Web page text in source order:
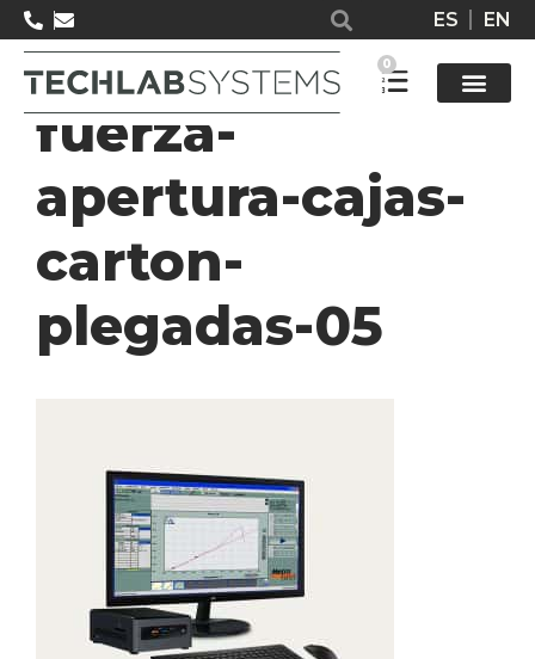
ES EN
0
OP50-Medidor-
fuerza-
apertura-cajas-
carton-
plegadas-05